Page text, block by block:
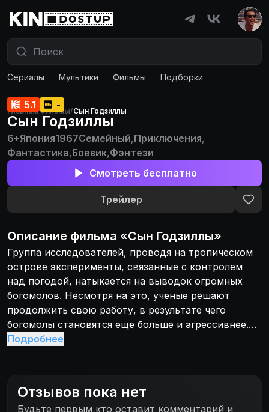
Сериалы Мультики Фильмы Подборки
Главная/Фильмы/Сын Годзиллы
5.1 -
Сын Годзиллы
6+Япония1967Семейный,Приключения,
Фантастика,Боевик,Фэнтези
Смотреть бесплатно
Трейлер
Описание фильма «Сын Годзиллы»
Группа исследователей, проводя на тропическом
острове эксперименты, связанные с контролем
над погодой, натыкается на выводок огромных
богомолов. Несмотря на это, учёные решают
продолжить свою работу, в результате чего
богомолы становятся ещё больше и агрессивнее.
На том же острове оказался и маленький сын
Подробнее
Отзывов пока нет
Будьте первым кто оставит комментарий и